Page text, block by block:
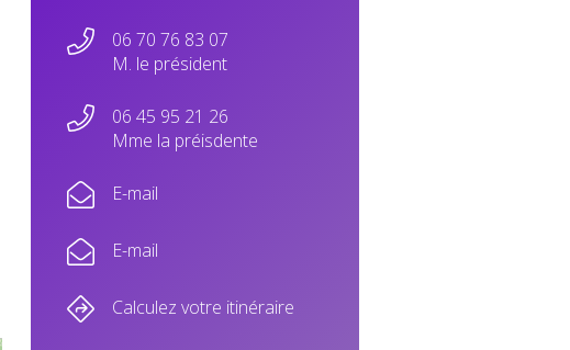
06 70 76 83 07
M. le président
06 45 95 21 26
Mme la préisdente
E-mail
E-mail
Calculez votre itinéraire